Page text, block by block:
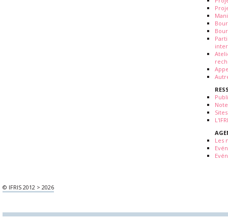
Les
© IFRIS 2012 > 2026